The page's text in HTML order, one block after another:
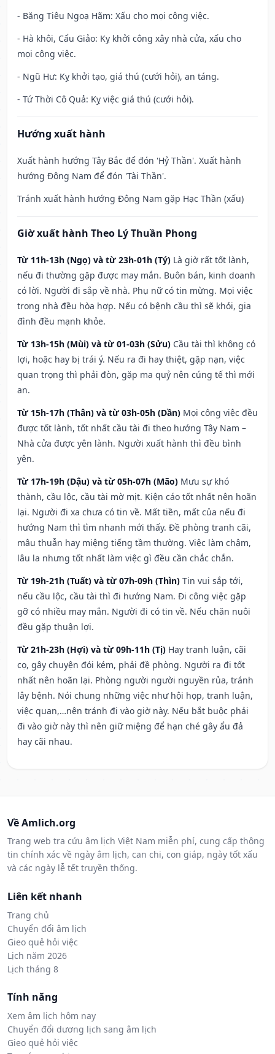
- Băng Tiêu Ngoạ Hãm: Xấu cho mọi công việc.
- Hà khôi, Cẩu Giảo: Kỵ khởi công xây nhà cửa, xấu cho
mọi công việc.
- Ngũ Hư: Kỵ khởi tạo, giá thú (cưới hỏi), an táng.
- Tứ Thời Cô Quả: Kỵ việc giá thú (cưới hỏi).
Hướng xuất hành
Xuất hành hướng Tây Bắc để đón 'Hỷ Thần'. Xuất hành
hướng Đông Nam để đón 'Tài Thần'.
Tránh xuất hành hướng Đông Nam gặp Hạc Thần (xấu)
Giờ xuất hành Theo Lý Thuần Phong
Từ 11h-13h (Ngọ) và từ 23h-01h (Tý) Là giờ rất tốt lành,
nếu đi thường gặp được may mắn. Buôn bán, kinh doanh
có lời. Người đi sắp về nhà. Phụ nữ có tin mừng. Mọi việc
trong nhà đều hòa hợp. Nếu có bệnh cầu thì sẽ khỏi, gia
đình đều mạnh khỏe.
Từ 13h-15h (Mùi) và từ 01-03h (Sửu) Cầu tài thì không có
lợi, hoặc hay bị trái ý. Nếu ra đi hay thiệt, gặp nạn, việc
quan trọng thì phải đòn, gặp ma quỷ nên cúng tế thì mới
an.
Từ 15h-17h (Thân) và từ 03h-05h (Dần) Mọi công việc đều
được tốt lành, tốt nhất cầu tài đi theo hướng Tây Nam –
Nhà cửa được yên lành. Người xuất hành thì đều bình
yên.
Từ 17h-19h (Dậu) và từ 05h-07h (Mão) Mưu sự khó
thành, cầu lộc, cầu tài mờ mịt. Kiện cáo tốt nhất nên hoãn
lại. Người đi xa chưa có tin về. Mất tiền, mất của nếu đi
hướng Nam thì tìm nhanh mới thấy. Đề phòng tranh cãi,
mâu thuẫn hay miệng tiếng tầm thường. Việc làm chậm,
lâu la nhưng tốt nhất làm việc gì đều cần chắc chắn.
Từ 19h-21h (Tuất) và từ 07h-09h (Thìn) Tin vui sắp tới,
nếu cầu lộc, cầu tài thì đi hướng Nam. Đi công việc gặp
gỡ có nhiều may mắn. Người đi có tin về. Nếu chăn nuôi
đều gặp thuận lợi.
Từ 21h-23h (Hợi) và từ 09h-11h (Tị) Hay tranh luận, cãi
cọ, gây chuyện đói kém, phải đề phòng. Người ra đi tốt
nhất nên hoãn lại. Phòng người người nguyền rủa, tránh
lây bệnh. Nói chung những việc như hội họp, tranh luận,
việc quan,…nên tránh đi vào giờ này. Nếu bắt buộc phải
đi vào giờ này thì nên giữ miệng để hạn ché gây ẩu đả
hay cãi nhau.
Về Amlich.org
Trang web tra cứu âm lịch Việt Nam miễn phí, cung cấp thông
tin chính xác về ngày âm lịch, can chi, con giáp, ngày tốt xấu
và các ngày lễ tết truyền thống.
Liên kết nhanh
Trang chủ
Chuyển đổi âm lịch
Gieo quẻ hỏi việc
Lịch năm 2026
Lịch tháng 8
Tính năng
Xem âm lịch hôm nay
Chuyển đổi dương lịch sang âm lịch
Gieo quẻ hỏi việc